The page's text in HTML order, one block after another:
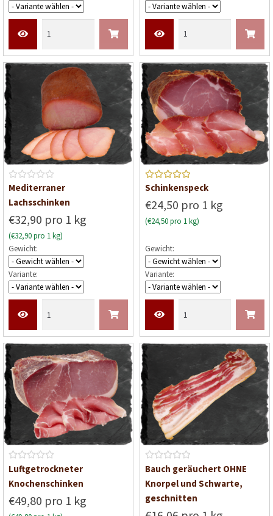
m
i
v
o
5
m
i
v
o
n
5
B
e
e
r
t
e
t
m
i
v
o
n
5
Mediterraner
Lachsschinken
€32,90 pro 1 kg
(€32,90 pro 1 kg)
Gewicht:
Variante:
Bewerte
von 5
Schinkenspeck
€24,50 pro 1 kg
(€24,50 pro 1 kg)
Gewicht:
Variante:
B
e
e
Luftgetrockneter
Knochenschinken
€49,80 pro 1 kg
B
e
e
Bauch geräuchert OHNE
Knorpel und Schwarte,
geschnitten